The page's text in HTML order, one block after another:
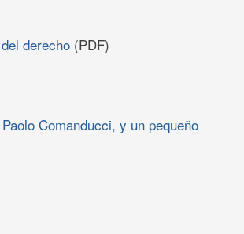
derecho (PDF)
Comanducci, y un pequeño